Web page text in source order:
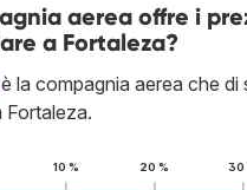
aerea offre i
a Fortaleza?
è la compagnia aerea che di
Fortaleza.
10 % 20 % 30